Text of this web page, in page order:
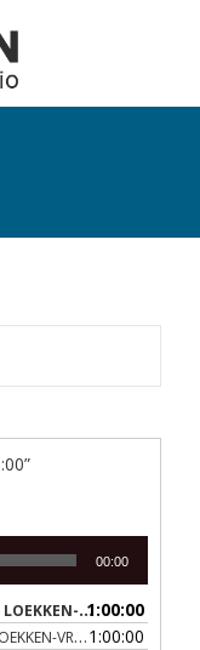
00:00
VRAA NAERRADIO 1:00:00
VRAA NAERRADIO
1:00:00